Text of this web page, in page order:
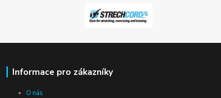
Informace pro zákazníky
O nás